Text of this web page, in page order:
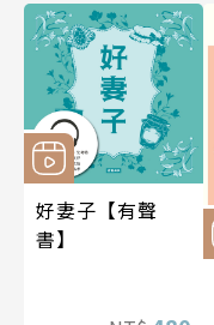
好妻子【有聲
書】